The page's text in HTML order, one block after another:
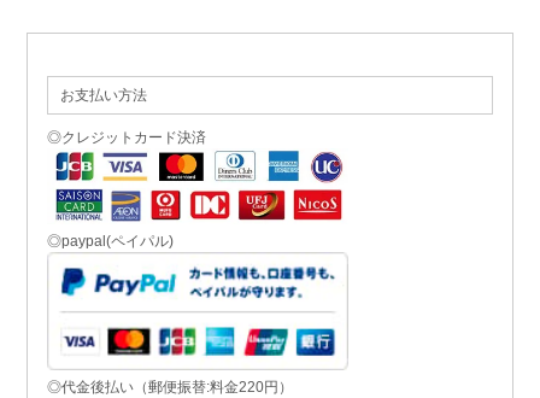
お支払い方法
◎クレジットカード決済
◎paypal(ペイパル)
◎代金後払い（郵便振替:料金220円）